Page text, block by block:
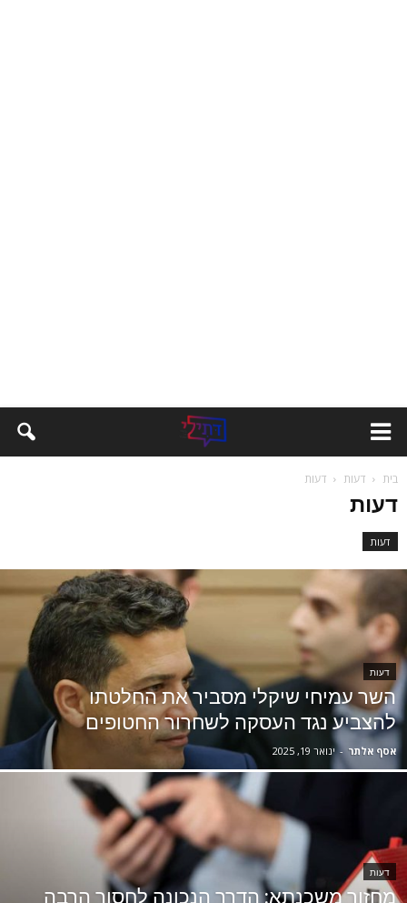
בית דעות דעות
דעות
דעות
דעות
השר עמיחי שיקלי מסביר את החלטתו
להצביע נגד העסקה לשחרור החטופים
אסף אלתר - ינואר 19, 2025
דעות
מחזור משכנתא: הדרך הנכונה לחסוך הרבה